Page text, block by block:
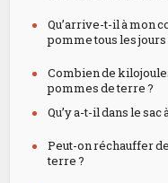
Qu’arrive-t-il à mon
pomme tous les jours
Combien de
pommes de terre ?
Qu’y a-t-il dans le
Peut-on réchauffer
terre ?